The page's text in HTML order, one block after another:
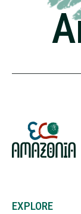
EXPLORE